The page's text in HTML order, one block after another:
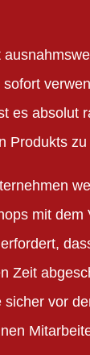
es absolut
Produkts
mit dem
Zeit
vor